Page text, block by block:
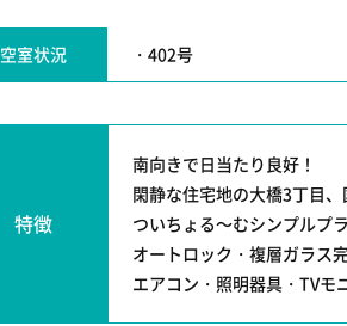
空室状況 ・402号
特徴
南向きで日当たり良好！
閑静な住宅地の大橋3丁目
ついちょる～むシンプルプ
オートロック・複層ガラス
エアコン・照明器具・TVモ